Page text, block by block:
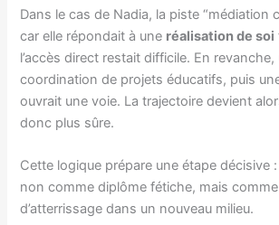
Dans le cas de Nadia, la piste “médiation
car elle répondait à une réalisation de soi
l’accès direct restait difficile. En
coordination de projets éducatifs, puis
ouvrait une voie. La trajectoire devient
donc plus sûre.
Cette logique prépare une étape décisive
non comme diplôme fétiche, mais
d’atterrissage dans un nouveau milieu.